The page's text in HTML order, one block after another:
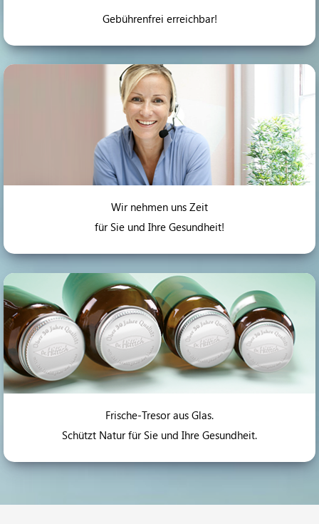
Gebührenfrei erreichbar!
Wir nehmen uns Zeit
für Sie und Ihre Gesundheit!
Frische-Tresor aus Glas.
Schützt Natur für Sie und Ihre Gesundheit.